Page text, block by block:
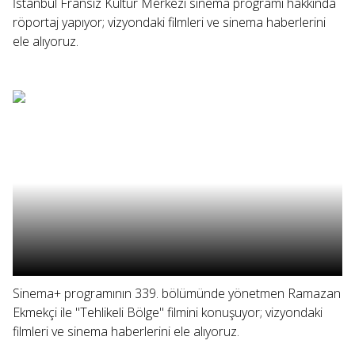
röportaj yapıyor; vizyondaki filmleri ve sinema haberlerini
ele alıyoruz.
Sinema+ programının 339. bölümünde yönetmen Ramazan
Ekmekçi ile "Tehlikeli Bölge" filmini konuşuyor; vizyondaki
filmleri ve sinema haberlerini ele alıyoruz.